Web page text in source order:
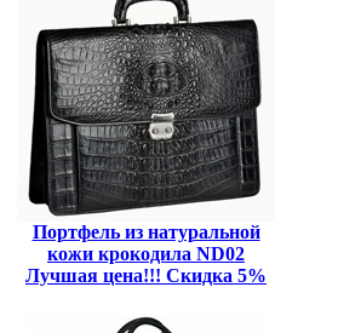
Портфель из натуральной
кожи крокодила ND02
Лучшая цена!!! Скидка 5%